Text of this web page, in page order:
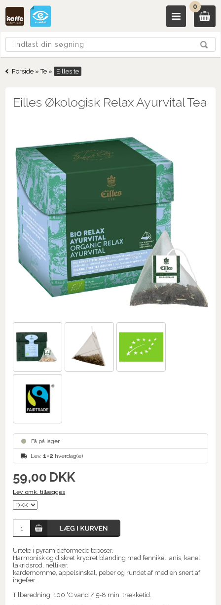
0
Forside »Te » Eilles te
Eilles Økologisk Relax Ayurvital Tea
Få på lager
Lev. 1-2 hverdag(e)
59,00 DKK
Lev. omk. tillægges
Urtete i pyramideformede teposer.
Harmonisk og diskret krydret blanding med fennikel, anis, kanel,
lakridsrod, nelliker,
kardemomme, appelsinskal, peber og rundet af med en snert af
ingefær.
Tilberedning: 100 °C vand / 5-8 min. trækketid.